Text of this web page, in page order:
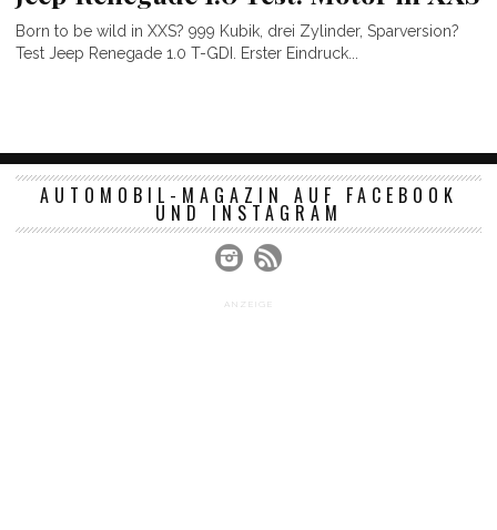
Born to be wild in XXS? 999 Kubik, drei Zylinder, Sparversion?
Test Jeep Renegade 1.0 T-GDI. Erster Eindruck...
AUTOMOBIL-MAGAZIN AUF FACEBOOK
UND INSTAGRAM
ANZEIGE